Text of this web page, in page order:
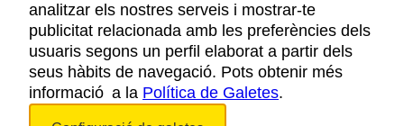
AVÍS LEGAL
POLÍTICA DE PRIVACITAT
COOKIES
ACCESSIBILITAT
analitzar els nostres serveis i mostrar-te
publicitat relacionada amb les preferències dels
usuaris segons un perfil elaborat a partir dels
seus hàbits de navegació. Pots obtenir més
informació a la Política de Galetes.